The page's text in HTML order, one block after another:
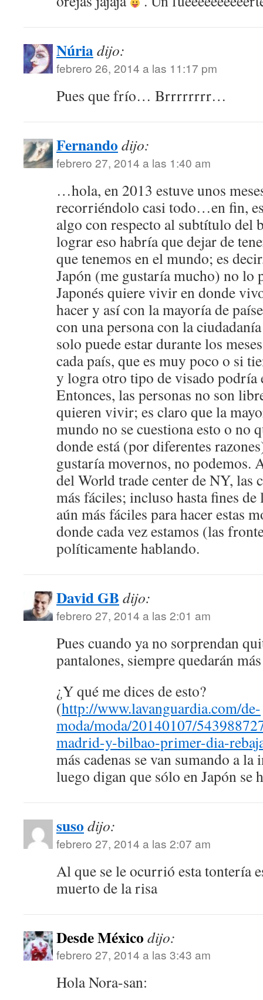
Núriadijo:
febrero 26, 2014 a las 11:17 pm
Pues que frío… Brrrrrrrr…
Fernando dijo:
febrero 27, 2014 a las 1:40 am
…hola, en 2013 estuve unos
recorriéndolo casi todo…en fin,
algo con respecto al subtítulo del
lograr eso habría que dejar de
que tenemos en el mundo; es
Japón (me gustaría mucho) no lo
Japonés quiere vivir en donde
hacer y así con la mayoría de
con una persona con la
solo puede estar durante los
cada país, que es muy poco o si
y logra otro tipo de visado podría
Entonces, las personas no son
quieren vivir; es claro que la
mundo no se cuestiona esto o no
donde está (por diferentes
gustaría movernos, no podemos.
del World trade center de NY, las
más fáciles; incluso hasta fines de
aún más fáciles para hacer estas
donde cada vez estamos (las
políticamente hablando.
David GB dijo:
febrero 27, 2014 a las 2:01 am
Pues cuando ya no sorprendan
pantalones, siempre quedarán
¿Y qué me dices de esto?
(http://www.lavanguardia.com/de-
moda/moda/20140107/
madrid-y-bilbao-primer-dia-
más cadenas se van sumando a la
luego digan que sólo en Japón se
suso dijo:
febrero 27, 2014 a las 2:07 am
Al que se le ocurrió esta tontería
muerto de la risa
Desde México dijo:
febrero 27, 2014 a las 3:43 am
Hola Nora-san: